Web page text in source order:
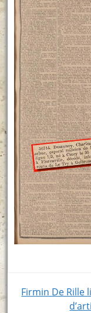
Post
Firmin De Rille